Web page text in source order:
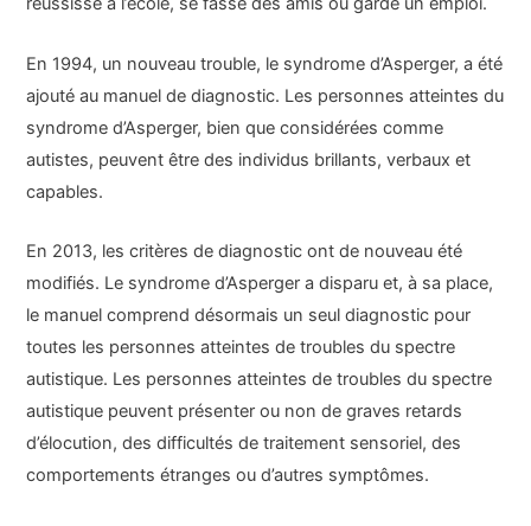
En 1994, un nouveau trouble, le syndrome d’Asperger, a été
ajouté au manuel de diagnostic. Les personnes atteintes du
syndrome d’Asperger, bien que considérées comme
autistes, peuvent être des individus brillants, verbaux et
capables.
En 2013, les critères de diagnostic ont de nouveau été
modifiés. Le syndrome d’Asperger a disparu et, à sa place,
le manuel comprend désormais un seul diagnostic pour
toutes les personnes atteintes de troubles du spectre
autistique. Les personnes atteintes de troubles du spectre
autistique peuvent présenter ou non de graves retards
d’élocution, des difficultés de traitement sensoriel, des
comportements étranges ou d’autres symptômes.